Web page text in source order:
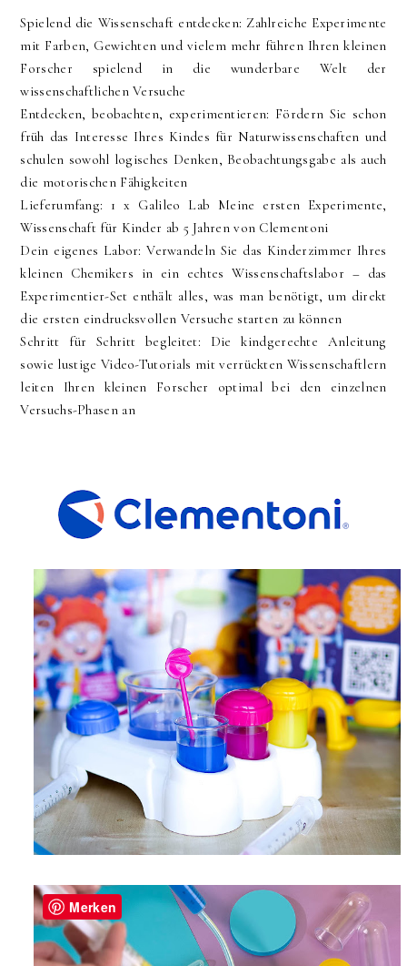
Spielend die Wissenschaft entdecken: Zahlreiche Experimente
mit Farben, Gewichten und vielem mehr führen Ihren kleinen
Forscher spielend in die wunderbare Welt der
wissenschaftlichen Versuche
Entdecken, beobachten, experimentieren: Fördern Sie schon
früh das Interesse Ihres Kindes für Naturwissenschaften und
schulen sowohl logisches Denken, Beobachtungsgabe als auch
die motorischen Fähigkeiten
Lieferumfang: 1 x Galileo Lab Meine ersten Experimente,
Wissenschaft für Kinder ab 5 Jahren von Clementoni
Dein eigenes Labor: Verwandeln Sie das Kinderzimmer Ihres
kleinen Chemikers in ein echtes Wissenschaftslabor – das
Experimentier-Set enthält alles, was man benötigt, um direkt
die ersten eindrucksvollen Versuche starten zu können
Schritt für Schritt begleitet: Die kindgerechte Anleitung
sowie lustige Video-Tutorials mit verrückten Wissenschaftlern
leiten Ihren kleinen Forscher optimal bei den einzelnen
Versuchs-Phasen an
Merken